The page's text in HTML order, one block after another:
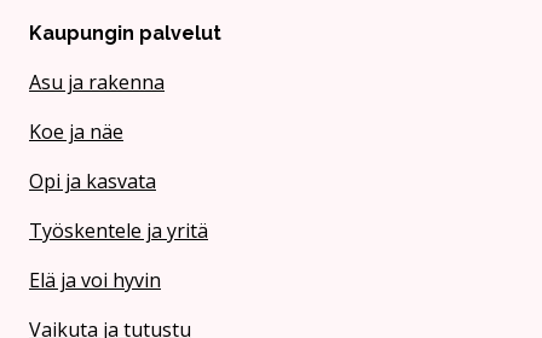
Kaupungin palvelut
Asu ja rakenna
Koe ja näe
Opi ja kasvata
Työskentele ja yritä
Elä ja voi hyvin
Vaikuta ja tutustu